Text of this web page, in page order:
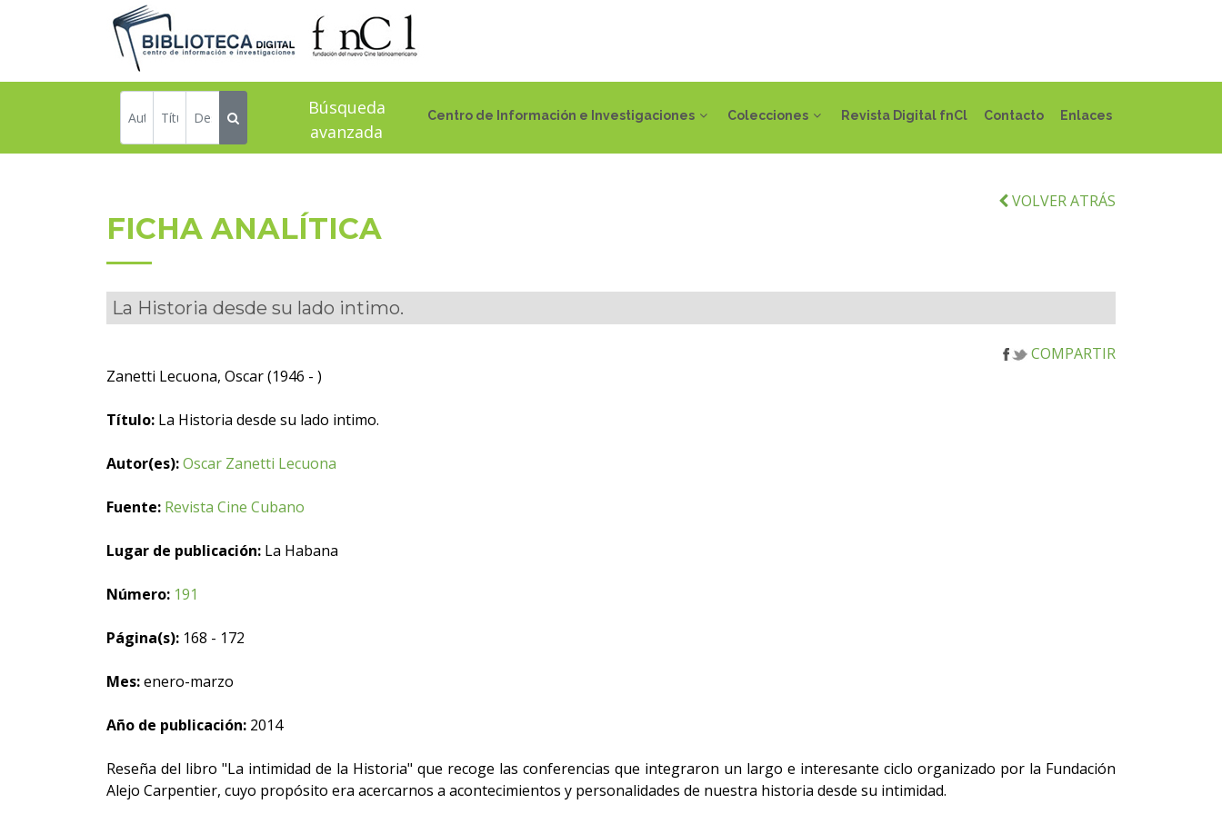
Centro de Información e Investigaciones Colecciones Revista Digital fnCl Contacto Enlaces
Búsqueda
avanzada
VOLVER ATRÁS
FICHA ANALÍTICA
La Historia desde su lado intimo.
COMPARTIR
Zanetti Lecuona, Oscar (1946 - )
Título: La Historia desde su lado intimo.
Autor(es):Oscar Zanetti Lecuona
Fuente: Revista Cine Cubano
Lugar de publicación: La Habana
Número: 191
Página(s): 168 - 172
Mes:enero-marzo
Año de publicación: 2014
Reseña del libro "La intimidad de la Historia" que recoge las conferencias que integraron un largo e interesante ciclo organizado por la Fundación
Alejo Carpentier, cuyo propósito era acercarnos a acontecimientos y personalidades de nuestra historia desde su intimidad.